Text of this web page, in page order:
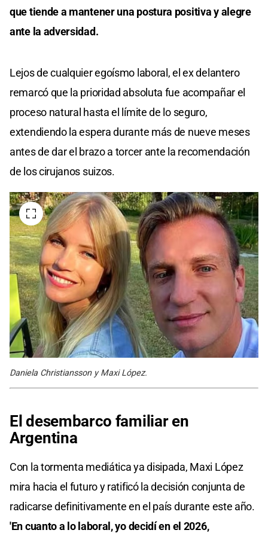
que tiende a mantener una postura positiva y alegre
ante la adversidad.
Lejos de cualquier egoísmo laboral, el ex delantero
remarcó que la prioridad absoluta fue acompañar el
proceso natural hasta el límite de lo seguro,
extendiendo la espera durante más de nueve meses
antes de dar el brazo a torcer ante la recomendación
de los cirujanos suizos.
Daniela Christiansson y Maxi López.
El desembarco familiar en
Argentina
Con la tormenta mediática ya disipada, Maxi López
mira hacia el futuro y ratificó la decisión conjunta de
radicarse definitivamente en el país durante este año.
'En cuanto a lo laboral, yo decidí en el 2026,